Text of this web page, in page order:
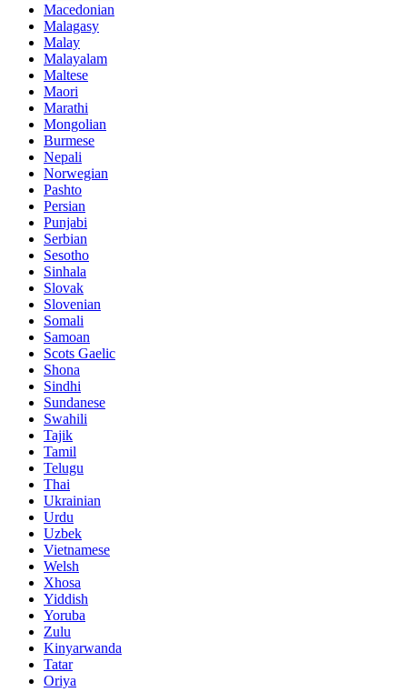
Macedonian
Malagasy
Malay
Malayalam
Maltese
Maori
Marathi
Mongolian
Burmese
Nepali
Norwegian
Pashto
Persian
Punjabi
Serbian
Sesotho
Sinhala
Slovak
Slovenian
Somali
Samoan
Scots Gaelic
Shona
Sindhi
Sundanese
Swahili
Tajik
Tamil
Telugu
Thai
Ukrainian
Urdu
Uzbek
Vietnamese
Welsh
Xhosa
Yiddish
Yoruba
Zulu
Kinyarwanda
Tatar
Oriya